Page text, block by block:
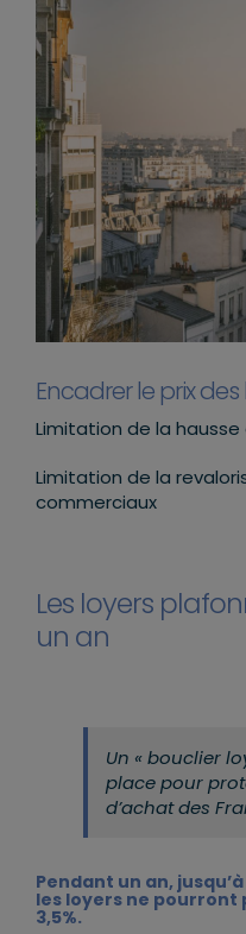
Encadrer le prix des
Limitation de la hausse
Limitation de la
commerciaux
Les loyers
un an
Un « bouclier
place pour
d’achat des
Pendant un an,
les loyers ne pourront
3,5%.